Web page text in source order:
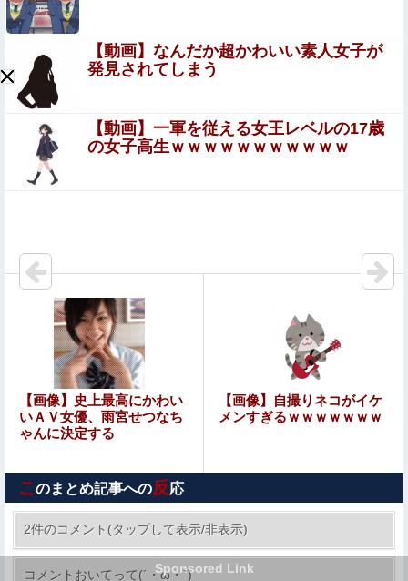
【画像】もうこれくらいの外人でいいから交尾したいｗｗ
ｗ
【艦これ】オオヤマトウサギ 他
【画像】20年前のAV、キチガイすぎるwwwwww
【画像】妹さん、ブラジャーだけでくつろいでしまうｗｗ
（8%→1%）に93.2%が賛成してしまう
【画像】 サンモニの女子アナさん、日曜の朝から素材を提
供してしまう
彼女と結婚の話をしていた時に言われたことが衝撃だった
【悲報】太鼓の達人、お馴染みのフォントの使用料が年間
6万から年間320万になったので変更に
【閲覧注意】やべぇレ●プ動画、発見される…（※ 無修正
注意）
【閲覧注意】やべぇレ●プ動画、発見される…
【動画】なんだか超かわいい素人女子が
発見されてしまう
【動画】一軍を従える女王レベルの17歳
の女子高生ｗｗｗｗｗｗｗｗｗｗｗ
【画像】史上最高にかわい
いＡＶ女優、雨宮せつなち
ゃんに決定する
【画像】自撮りネコがイケ
メンすぎるｗｗｗｗｗｗｗ
こ のまとめ記事への反応
2件のコメント(タップして表示/非表示)
コメントおいてって(´・ω・`)Sponsored Link